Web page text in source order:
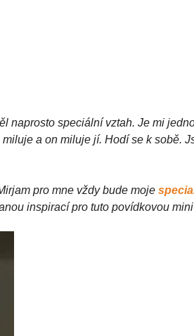
naprosto speciální vztah. Je mi
a on miluje jí. Hodí se k sobě.
pro mne vždy bude moje
inspirací pro tuto povídkovou